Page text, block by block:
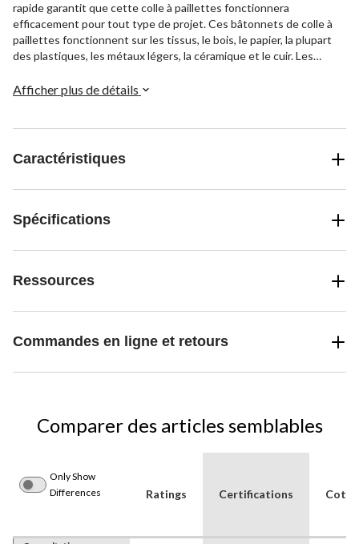
rapide garantit que cette colle à paillettes fonctionnera
efficacement pour tout type de projet. Ces bâtonnets de colle à
paillettes fonctionnent sur les tissus, le bois, le papier, la plupart
des plastiques, les métaux légers, la céramique et le cuir. Les
ce qui leur permet de s'adapter à la plupart des mini pistolets à
Afficher plus de détails
Caractéristiques
Spécifications
Ressources
Commandes en ligne et retours
Comparer des articles semblables
Only Show
Differences
Ratings Certifications Cote